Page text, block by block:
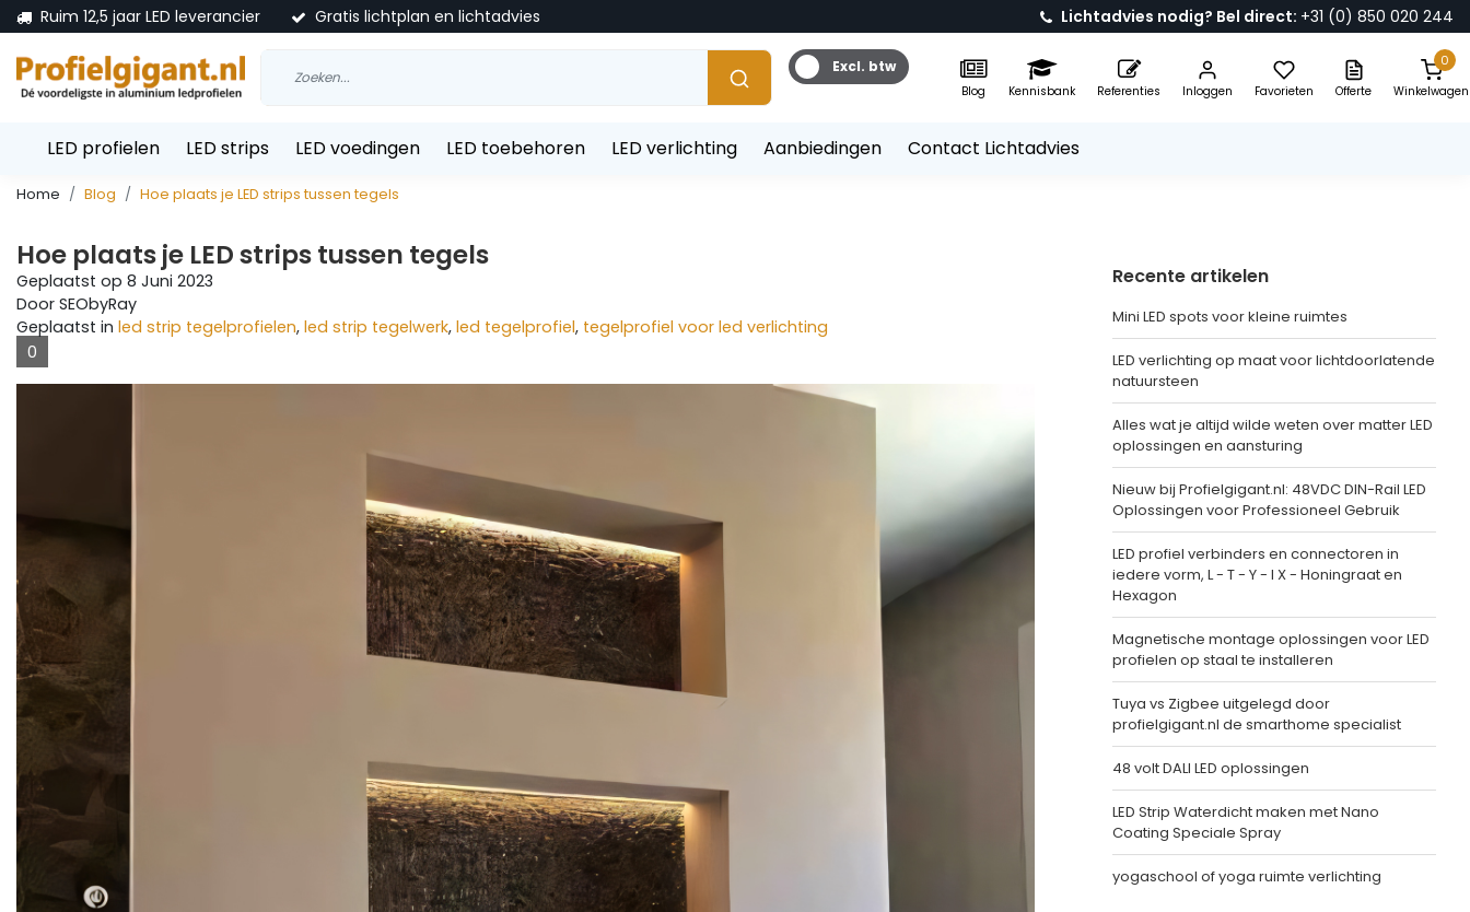
Ruim 12,5 jaar LED leverancier Gratis lichtplan en lichtadvies Lichtadvies nodig? Bel direct: +31 (0) 850 020 244
Excl. btw
Blog Kennisbank Referenties Inloggen Favorieten Offerte
0
Winkelwagen
LED profielen LED strips LED voedingen LED toebehoren LED verlichting Aanbiedingen Contact Lichtadvies
Home Blog Hoe plaats je LED strips tussen tegels
Hoe plaats je LED strips tussen tegels
Geplaatst op 8 Juni 2023
Door SEObyRay
Geplaatst in led strip tegelprofielen, led strip tegelwerk, led tegelprofiel, tegelprofiel voor led verlichting
0
Recente artikelen
Mini LED spots voor kleine ruimtes
LED verlichting op maat voor lichtdoorlatende
natuursteen
Alles wat je altijd wilde weten over matter LED
oplossingen en aansturing
Nieuw bij Profielgigant.nl: 48VDC DIN-Rail LED
Oplossingen voor Professioneel Gebruik
LED profiel verbinders en connectoren in
iedere vorm, L - T - Y - I X - Honingraat en
Hexagon
Magnetische montage oplossingen voor LED
profielen op staal te installeren
Tuya vs Zigbee uitgelegd door
profielgigant.nl de smarthome specialist
48 volt DALI LED oplossingen
LED Strip Waterdicht maken met Nano
Coating Speciale Spray
yogaschool of yoga ruimte verlichting